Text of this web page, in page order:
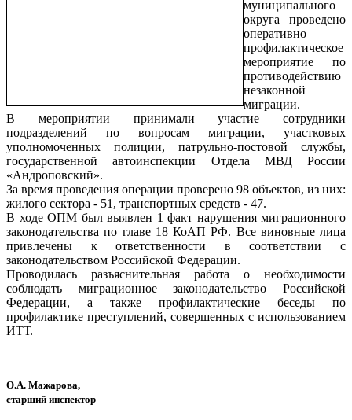
муниципального
округа проведено
оперативно –
профилактическое
мероприятие по
противодействию
незаконной
миграции.
В мероприятии принимали участие сотрудники
подразделений по вопросам миграции, участковых
уполномоченных полиции, патрульно-постовой службы,
государственной автоинспекции Отдела МВД России
«Андроповский».
За время проведения операции проверено 98 объектов, из них:
жилого сектора - 51, транспортных средств - 47.
В ходе ОПМ был выявлен 1 факт нарушения миграционного
законодательства по главе 18 КоАП РФ. Все виновные лица
привлечены к ответственности в соответствии с
законодательством Российской Федерации.
Проводилась разъяснительная работа о необходимости
соблюдать миграционное законодательство Российской
Федерации, а также профилактические беседы по
профилактике преступлений, совершенных с использованием
ИТТ.
О.А. Мажарова,
старший инспектор